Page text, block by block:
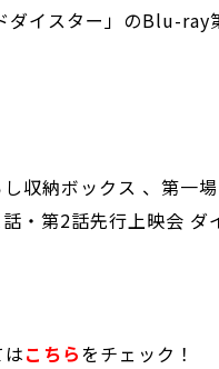
ダイスター」のBlu-
収納ボックス 、 第一
話・第2話先行上映会 ダ
こちらをチェック！